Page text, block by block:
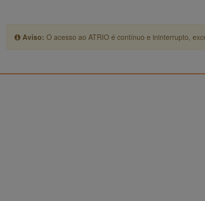
Aviso: O acesso ao ATRIO é contínuo e ininterrupto,